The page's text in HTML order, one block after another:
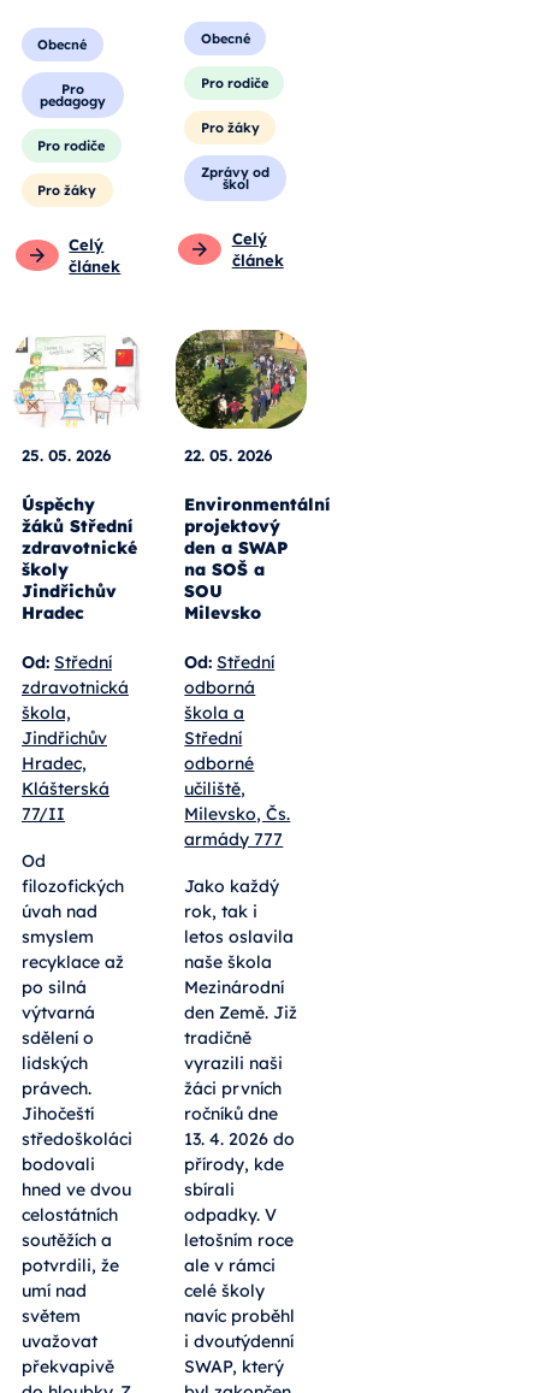
Obecné
Pro
pedagogy
Pro rodiče
Pro žáky
Celý
článek
Obecné
Pro rodiče
Pro žáky
Zprávy od
škol
Celý
článek
25. 05. 2026
Úspěchy
žáků Střední
zdravotnické
školy
Jindřichův
Hradec
Od: Střední
zdravotnická
škola,
Jindřichův
Hradec,
Klášterská
77/II
Od
filozofických
úvah nad
smyslem
recyklace až
po silná
výtvarná
sdělení o
lidských
právech.
Jihočeští
středoškoláci
bodovali
hned ve dvou
celostátních
soutěžích a
potvrdili, že
umí nad
světem
uvažovat
překvapivě
22. 05. 2026
Environmentální
projektový
den a SWAP
na SOŠ a
SOU
Milevsko
Od: Střední
odborná
škola a
Střední
odborné
učiliště,
Milevsko, Čs.
armády 777
Jako každý
rok, tak i
letos oslavila
naše škola
Mezinárodní
den Země. Již
tradičně
vyrazili naši
žáci prvních
ročníků dne
13. 4. 2026 do
přírody, kde
sbírali
odpadky. V
letošním roce
ale v rámci
celé školy
navíc proběhl
i dvoutýdenní
SWAP, který